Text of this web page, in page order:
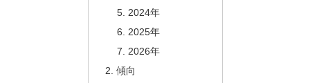
2024年
2025年
2026年
傾向